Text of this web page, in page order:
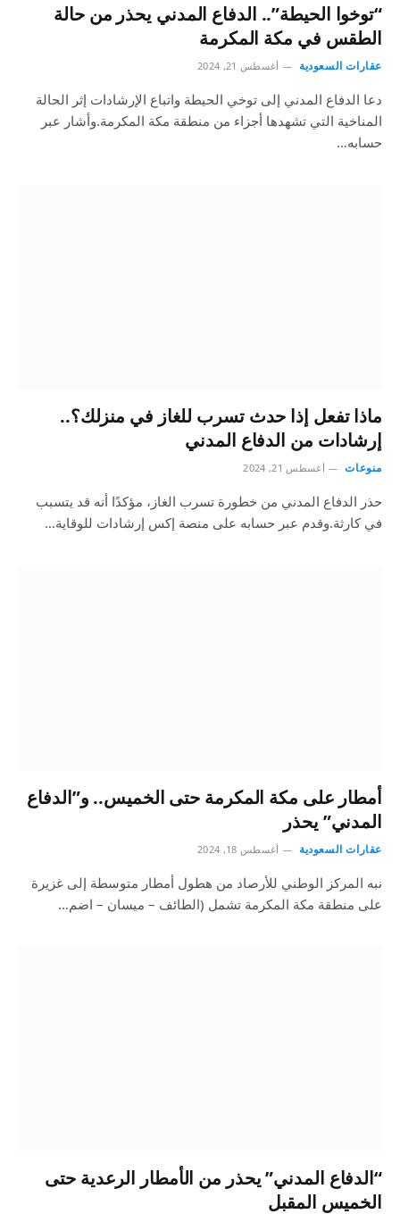
“توخوا الحيطة”.. الدفاع المدني يحذر من حالة
الطقس في مكة المكرمة
عقارات السعودية أغسطس 21, 2024
دعا الدفاع المدني إلى توخي الحيطة واتباع الإرشادات إثر الحالة
المناخية التي تشهدها أجزاء من منطقة مكة المكرمة.وأشار عبر
حسابه…
ماذا تفعل إذا حدث تسرب للغاز في منزلك؟..
إرشادات من الدفاع المدني
منوعات أغسطس 21, 2024
حذر الدفاع المدني من خطورة تسرب الغاز، مؤكدًا أنه قد يتسبب
في كارثة.وقدم عبر حسابه على منصة إكس إرشادات للوقاية…
أمطار على مكة المكرمة حتى الخميس.. و”الدفاع
المدني” يحذر
عقارات السعودية أغسطس 18, 2024
نبه المركز الوطني للأرصاد من هطول أمطار متوسطة إلى غزيرة
على منطقة مكة المكرمة تشمل (الطائف – ميسان – اضم…
“الدفاع المدني” يحذر من الأمطار الرعدية حتى
الخميس المقبل